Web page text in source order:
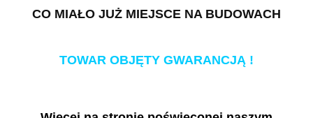
CO MIAŁO JUŻ MIEJSCE NA BUDOWACH
TOWAR OBJĘTY GWARANCJĄ !